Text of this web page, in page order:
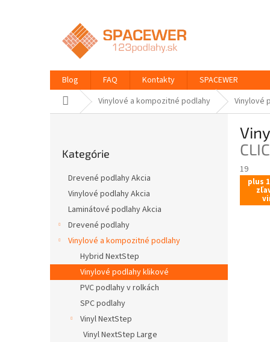
Blog FAQ Kontakty
SPACEWER
DomovVinylové a kompozitné podlahy Vinylové
kategórie
Kategórie
Drevené podlahy Akcia
Vinylové podlahy Akcia
Laminátové podlahy Akcia
Drevené podlahy
Vinylové a kompozitné podlahy
Hybrid NextStep
Vinylové podlahy klikové
PVC podlahy v rolkách
SPC podlahy
Vinyl NextStep
Vinyl NextStep Large
19
plus